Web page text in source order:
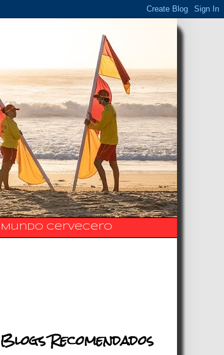
Mundo Cervecero
Blogs Recomendados